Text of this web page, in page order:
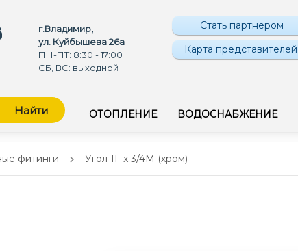
г.Владимир,
ул. Куйбышева 26а
ПН-ПТ: 8:30 - 17:00
СБ, ВС: выходной
Стать партнером
Карта представителей
Найти ОТОПЛЕНИЕ ВОДОСНАБЖЕНИЕ
фитинги Угол 1F x 3/4M (хром)